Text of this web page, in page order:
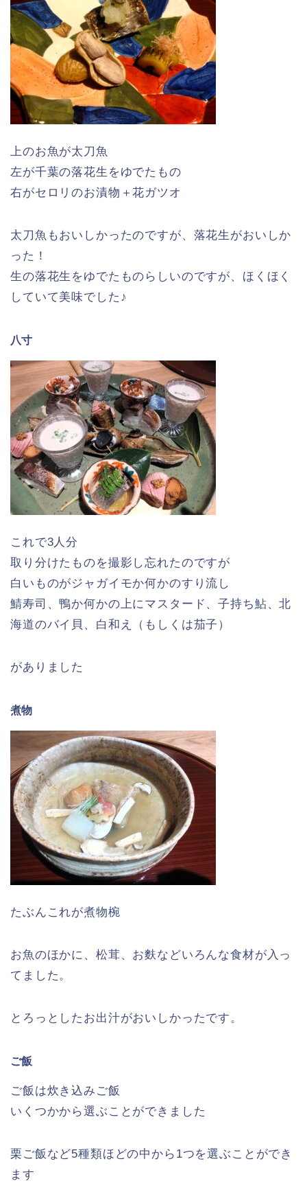
上のお魚が太刀魚
左が千葉の落花生をゆでたもの
右がセロリのお漬物＋花ガツオ
太刀魚もおいしかったのですが、落花生がおいしか
った！
生の落花生をゆでたものらしいのですが、ほくほく
していて美味でした♪
八寸
これで3人分
取り分けたものを撮影し忘れたのですが
白いものがジャガイモか何かのすり流し
鯖寿司、鴨か何かの上にマスタード、子持ち鮎、北
海道のバイ貝、白和え（もしくは茄子）
がありました
煮物
たぶんこれが煮物椀
お魚のほかに、松茸、お麩などいろんな食材が入っ
てました。
とろっとしたお出汁がおいしかったです。
ご飯
ご飯は炊き込みご飯
いくつかから選ぶことができました
栗ご飯など5種類ほどの中から1つを選ぶことができ
ます